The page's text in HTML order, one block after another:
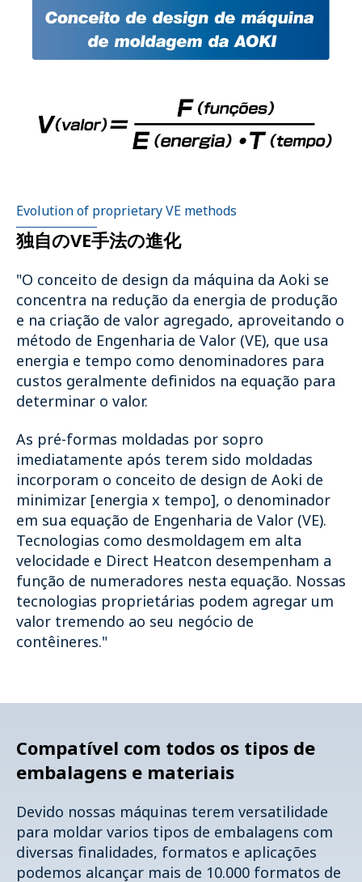
Evolution of proprietary VE methods
独自のVE手法の進化
"O conceito de design da máquina da Aoki se
concentra na redução da energia de produção
e na criação de valor agregado, aproveitando o
método de Engenharia de Valor (VE), que usa
energia e tempo como denominadores para
custos geralmente definidos na equação para
determinar o valor.
As pré-formas moldadas por sopro
imediatamente após terem sido moldadas
incorporam o conceito de design de Aoki de
minimizar [energia x tempo], o denominador
em sua equação de Engenharia de Valor (VE).
Tecnologias como desmoldagem em alta
velocidade e Direct Heatcon desempenham a
função de numeradores nesta equação. Nossas
tecnologias proprietárias podem agregar um
valor tremendo ao seu negócio de
contêineres."
Compatível com todos os tipos de
embalagens e materiais
Devido nossas máquinas terem versatilidade
para moldar varios tipos de embalagens com
diversas finalidades, formatos e aplicações
podemos alcançar mais de 10.000 formatos de